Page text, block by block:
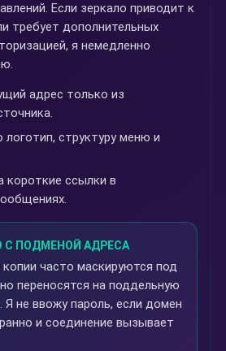
Если зеркало приводит к
требует дополнительных
я немедленно
адрес только из
структуру меню и
короткие ссылки в
ПОДМЕНОЙ АДРЕСА
часто маскируются под
переносятся на поддельную
Я не ввожу пароль, если домен
и соединение вызывает